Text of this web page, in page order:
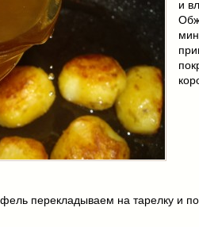
и
перекладываем на тарелку и